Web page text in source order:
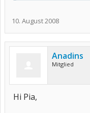
Rede sein, oder bin ich
(Wasser-/Saftgemisch,
).
10. August 2008
Anadins
Mitglied
Hi Pia,